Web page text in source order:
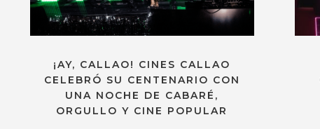
¡AY, CALLAO! CINES CALLAO
CELEBRÓ SU CENTENARIO CON
UNA NOCHE DE CABARÉ,
ORGULLO Y CINE POPULAR